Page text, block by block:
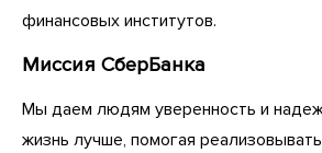
финансовых институтов.
Миссия СберБанка
Мы даем людям уверенность и
жизнь лучше, помогая